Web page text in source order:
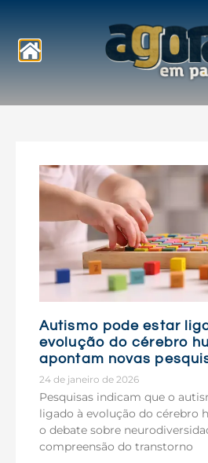
Autismo pode estar
evolução do cérebro
apontam novas
24 de janeiro de 2026
Pesquisas indicam que o
ligado à evolução do cérebro
o debate sobre
compreensão do transtorno